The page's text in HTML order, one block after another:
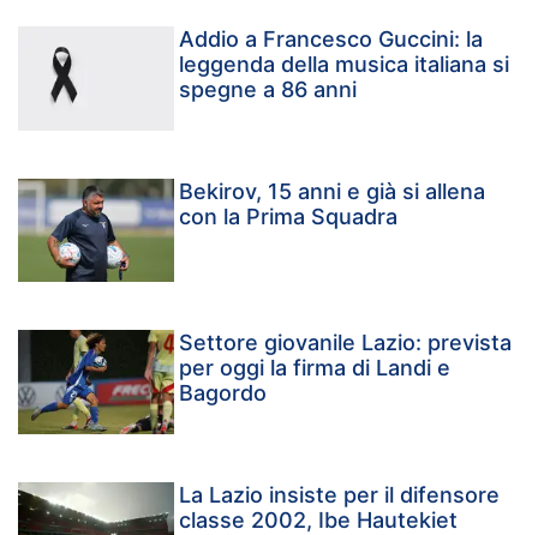
Addio a Francesco Guccini: la
leggenda della musica italiana si
spegne a 86 anni
Bekirov, 15 anni e già si allena
con la Prima Squadra
Settore giovanile Lazio: prevista
per oggi la firma di Landi e
Bagordo
La Lazio insiste per il difensore
classe 2002, Ibe Hautekiet